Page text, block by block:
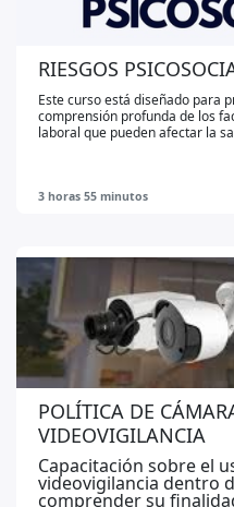
RIESGOS
Este curso está diseñado para
comprensión profunda de los
laboral que pueden afectar la
3 horas 55 minutos
POLÍTICA DE
VIDEOVIGILANCIA
Capacitación sobre el
videovigilancia dentro
comprender su